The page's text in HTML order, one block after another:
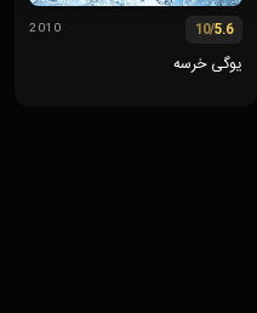
5.6
/10
2010
یوگی خرسه